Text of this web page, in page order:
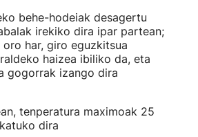
behe-hodeiak desagertu
irekiko dira ipar partean;
har, giro eguzkitsua
haizea ibiliko da, eta
gogorrak izango dira
tenperatura maximoak 25
dira